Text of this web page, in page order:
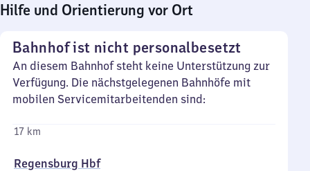
Hilfe und Orientierung vor Ort
Bahnhof ist nicht personalbesetzt
An diesem Bahnhof steht keine Unterstützung zur
Verfügung. Die nächstgelegenen Bahnhöfe mit
mobilen Servicemitarbeitenden sind:
17 km
Regensburg Hbf